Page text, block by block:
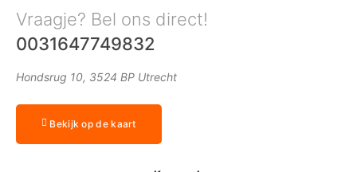
Vraagje? Bel ons direct!
0031647749832
Hondsrug 10, 3524 BP Utrecht
Bekijk op de kaart